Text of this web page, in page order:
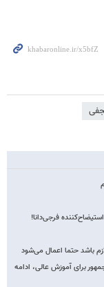
باشد حتما اعمال می‌شود
برای آموزش عالی، ادامه